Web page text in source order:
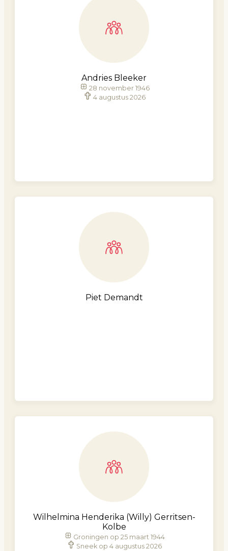
Andries Bleeker
28 november 1946
4 augustus 2026
Piet Demandt
Wilhelmina Henderika (Willy) Gerritsen-
Kolbe
Groningen op 25 maart 1944
Sneek op 4 augustus 2026